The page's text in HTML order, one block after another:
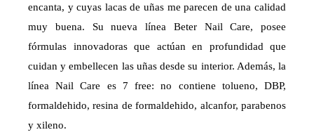
encanta, y cuyas lacas de uñas me parecen de una calidad
muy buena. Su nueva línea Beter Nail Care, posee
fórmulas innovadoras que actúan en profundidad que
cuidan y embellecen las uñas desde su interior. Además, la
línea Nail Care es 7 free: no contiene tolueno, DBP,
formaldehido, resina de formaldehido, alcanfor, parabenos
y xileno.